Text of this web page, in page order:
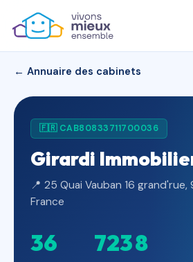
← Annuaire des cabinets
🇫🇷 CAB80833711700036
Girardi
📍 25 Quai Vauban 16
France
36 7238